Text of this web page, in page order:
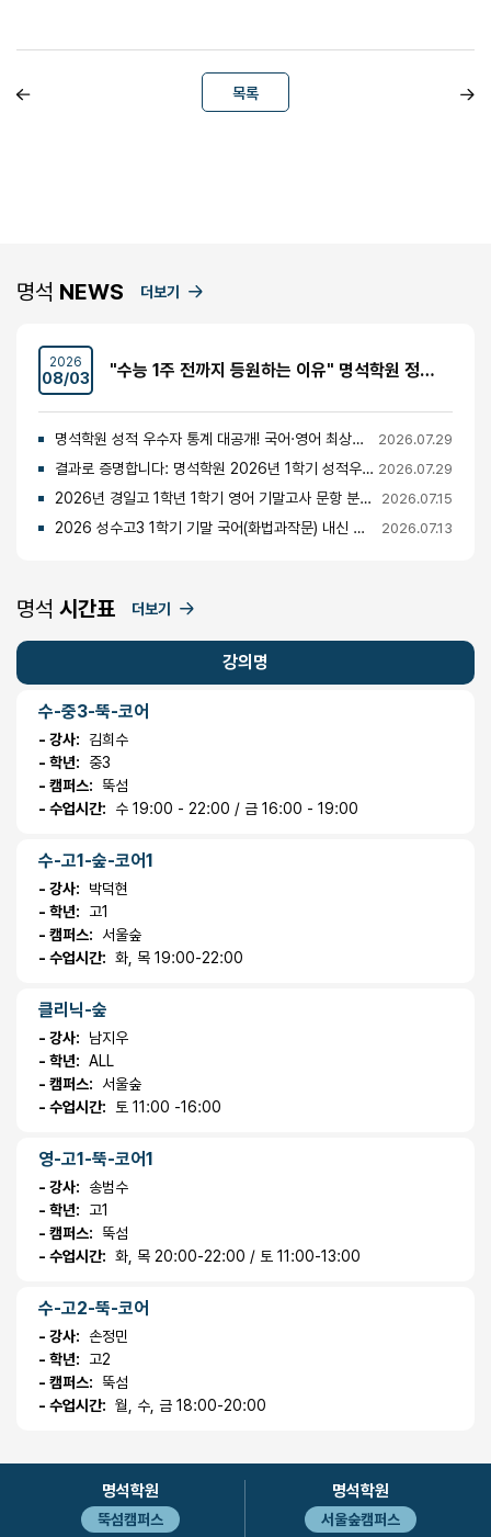
목록
명석 NEWS 더보기
2026
08/03 "수능 1주 전까지 등원하는 이유" 명석학원 정시반 개강 안내 (성수고·경일고·무학여고·대광고 등)
명석학원 성적 우수자 통계 대공개! 국어·영어 최상위권의 비밀 2026.07.29
결과로 증명합니다: 명석학원 2026년 1학기 성적우수자 명단 공개 2026.07.29
2026년 경일고 1학년 1학기 영어 기말고사 문항 분석 및 총평 2026.07.15
2026 성수고3 1학기 기말 국어(화법과작문) 내신 분석 및 경향 2026.07.13
명석 시간표 더보기
강의명
수-중3-뚝-코어
- 강사:
김희수
- 학년:
중3
- 캠퍼스:
뚝섬
- 수업시간:
수 19:00 - 22:00 / 금 16:00 - 19:00
수-고1-숲-코어1
- 강사:
박덕현
- 학년:
고1
- 캠퍼스:
서울숲
- 수업시간: 화, 목 19:00-22:00
클리닉-숲
- 강사:
남지우
- 학년: ALL
- 캠퍼스:
서울숲
- 수업시간:
토 11:00 -16:00
영-고1-뚝-코어1
- 강사:
송범수
- 학년:
고1
- 캠퍼스:
뚝섬
- 수업시간: 화, 목 20:00-22:00 / 토 11:00-13:00
수-고2-뚝-코어
- 강사: 손정민
- 학년:
고2
- 캠퍼스:
뚝섬
- 수업시간: 월, 수, 금 18:00-20:00
명석학원
뚝섬캠퍼스
명석학원
서울숲캠퍼스